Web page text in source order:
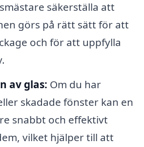
säkerställa att
görs på rätt sätt för att
och för att uppfylla
av glas: Om du har
skadade fönster kan en
snabbt och effektivt
vilket hjälper till att